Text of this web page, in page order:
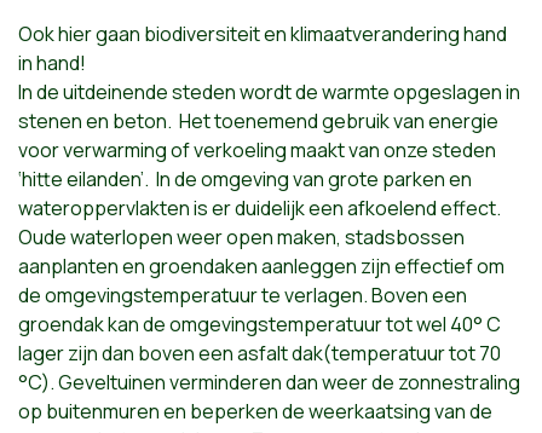
Ook hier gaan biodiversiteit en klimaatverandering hand
in hand!
In de uitdeinende steden wordt de warmte opgeslagen in
stenen en beton. Het toenemend gebruik van energie
voor verwarming of verkoeling maakt van onze steden
‘hitte eilanden’. In de omgeving van grote parken en
wateroppervlakten is er duidelijk een afkoelend effect.
Oude waterlopen weer open maken, stadsbossen
aanplanten en groendaken aanleggen zijn effectief om
de omgevingstemperatuur te verlagen. Boven een
groendak kan de omgevingstemperatuur tot wel 40° C
lager zijn dan boven een asfalt dak(temperatuur tot 70
°C). Geveltuinen verminderen dan weer de zonnestraling
op buitenmuren en beperken de weerkaatsing van de